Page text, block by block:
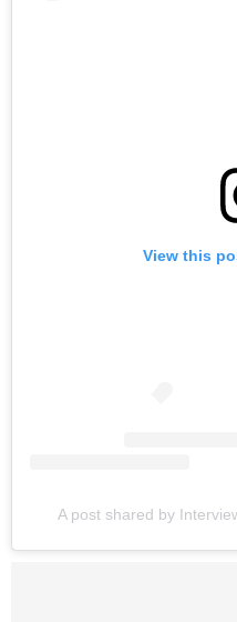
View this
A post shared by